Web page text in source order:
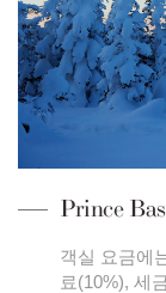
Prince
객실 요금에
료(10%), 세